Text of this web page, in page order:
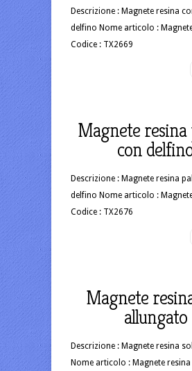
Descrizione : Magnete resina
delfino Nome articolo :
Codice : TX2669
Magnete resina
con
Descrizione : Magnete resina
delfino Nome articolo :
Codice : TX2676
Magnete
allungato
Descrizione : Magnete resina
Nome articolo : Magnete resina